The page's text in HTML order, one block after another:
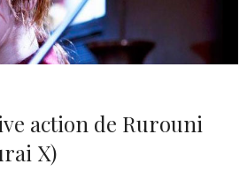
action de Rurouni
X)